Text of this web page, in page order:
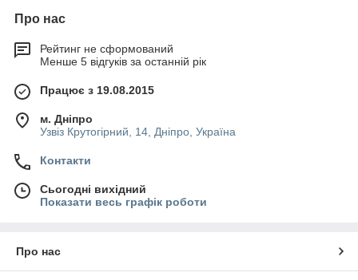
Про нас
Рейтинг не сформований
Менше 5 відгуків за останній рік
Працює з 19.08.2015
м. Дніпро
Узвіз Крутогірний, 14, Дніпро, Україна
Контакти
Сьогодні вихідний
Показати весь графік роботи
Про нас